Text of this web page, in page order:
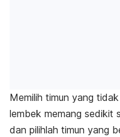
Memilih timun yang
lembek memang sedikit
dan pilihlah timun yang